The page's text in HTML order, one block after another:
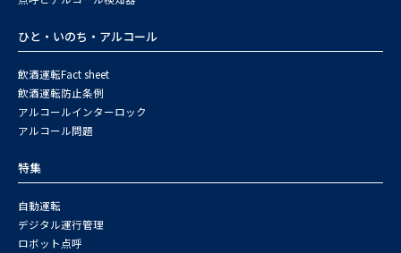
ひと・いのち・アルコール
飲酒運転Fact sheet
飲酒運転防止条例
アルコールインターロック
アルコール問題
特集
自動運転
デジタル運行管理
ロボット点呼